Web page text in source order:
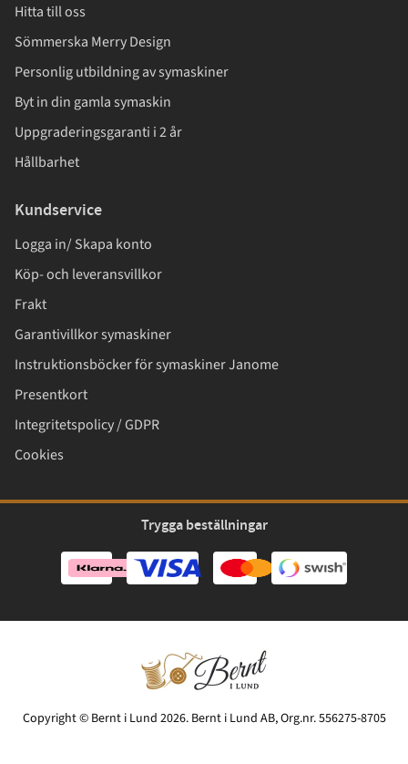
Hitta till oss
Sömmerska Merry Design
Personlig utbildning av symaskiner
Byt in din gamla symaskin
Uppgraderingsgaranti i 2 år
Hållbarhet
Kundservice
Logga in/ Skapa konto
Köp- och leveransvillkor
Frakt
Garantivillkor symaskiner
Instruktionsböcker för symaskiner Janome
Presentkort
Integritetspolicy / GDPR
Cookies
Trygga beställningar
Copyright © Bernt i Lund 2026. Bernt i Lund AB, Org.nr. 556275-8705